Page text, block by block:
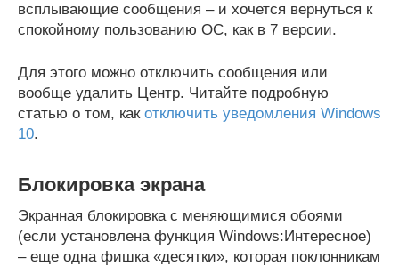
всплывающие сообщения – и хочется вернуться к
спокойному пользованию ОС, как в 7 версии.
Для этого можно отключить сообщения или
вообще удалить Центр. Читайте подробную
статью о том, как отключить уведомления Windows
10.
Блокировка экрана
Экранная блокировка с меняющимися обоями
(если установлена функция Windows:Интересное)
– еще одна фишка «десятки», которая поклонникам